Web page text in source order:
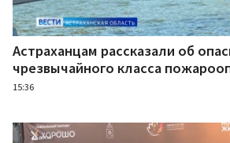
Астраханцам рассказали об
чрезвычайного класса
15:36